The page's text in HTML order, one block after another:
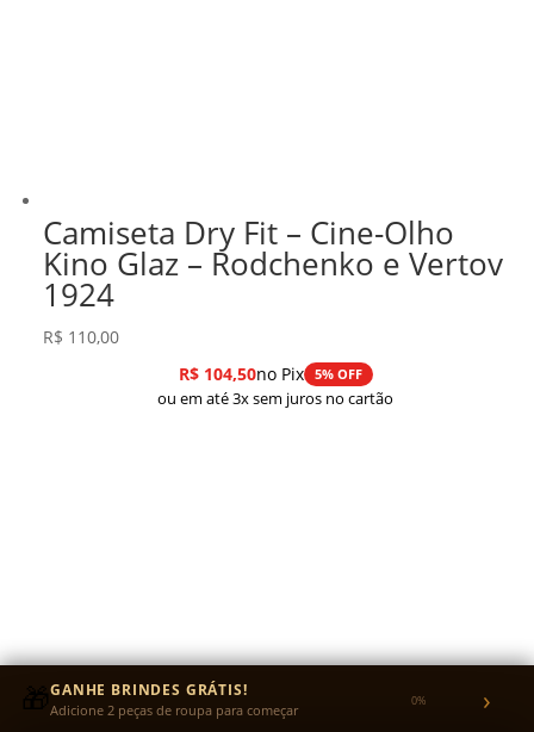
Camiseta Dry Fit – Cine-Olho
Kino Glaz – Rodchenko e Vertov
1924
R$ 110,00
R$104,50no Pix 5% OFF
ou em até 3x sem juros no cartão
🎁GANHE BRINDES GRÁTIS!
Adicione 2 peças de roupa para começar 0% ›